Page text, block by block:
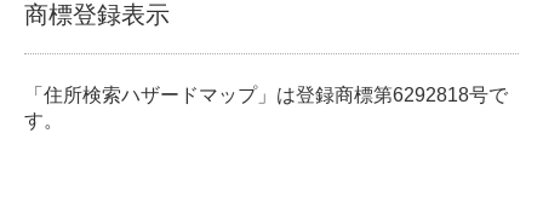
商標登録表示
「住所検索ハザードマップ」は登録商標第6292818号で
す。